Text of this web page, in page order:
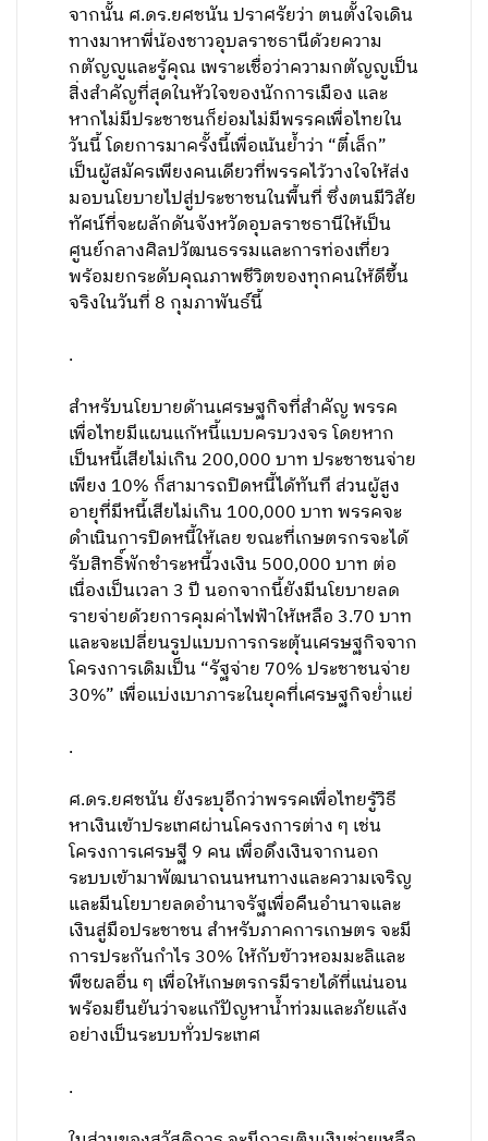
จากนั้น ศ.ดร.ยศชนัน ปราศรัยว่า ตนตั้งใจเดิน
ทางมาหาพี่น้องชาวอุบลราชธานีด้วยความ
กตัญญูและรู้คุณ เพราะเชื่อว่าความกตัญญูเป็น
สิ่งสำคัญที่สุดในหัวใจของนักการเมือง และ
หากไม่มีประชาชนก็ย่อมไม่มีพรรคเพื่อไทยใน
วันนี้ โดยการมาครั้งนี้เพื่อเน้นย้ำว่า “ตี๋เล็ก”
เป็นผู้สมัครเพียงคนเดียวที่พรรคไว้วางใจให้ส่ง
มอบนโยบายไปสู่ประชาชนในพื้นที่ ซึ่งตนมีวิสัย
ทัศน์ที่จะผลักดันจังหวัดอุบลราชธานีให้เป็น
ศูนย์กลางศิลปวัฒนธรรมและการท่องเที่ยว
พร้อมยกระดับคุณภาพชีวิตของทุกคนให้ดีขึ้น
จริงในวันที่ 8 กุมภาพันธ์นี้
.
สำหรับนโยบายด้านเศรษฐกิจที่สำคัญ พรรค
เพื่อไทยมีแผนแก้หนี้แบบครบวงจร โดยหาก
เป็นหนี้เสียไม่เกิน 200,000 บาท ประชาชนจ่าย
เพียง 10% ก็สามารถปิดหนี้ได้ทันที ส่วนผู้สูง
อายุที่มีหนี้เสียไม่เกิน 100,000 บาท พรรคจะ
ดำเนินการปิดหนี้ให้เลย ขณะที่เกษตรกรจะได้
รับสิทธิ์พักชำระหนี้วงเงิน 500,000 บาท ต่อ
เนื่องเป็นเวลา 3 ปี นอกจากนี้ยังมีนโยบายลด
รายจ่ายด้วยการคุมค่าไฟฟ้าให้เหลือ 3.70 บาท
และจะเปลี่ยนรูปแบบการกระตุ้นเศรษฐกิจจาก
โครงการเดิมเป็น “รัฐจ่าย 70% ประชาชนจ่าย
30%” เพื่อแบ่งเบาภาระในยุคที่เศรษฐกิจย่ำแย่
.
ศ.ดร.ยศชนัน ยังระบุอีกว่าพรรคเพื่อไทยรู้วิธี
หาเงินเข้าประเทศผ่านโครงการต่าง ๆ เช่น
โครงการเศรษฐี 9 คน เพื่อดึงเงินจากนอก
ระบบเข้ามาพัฒนาถนนหนทางและความเจริญ
และมีนโยบายลดอำนาจรัฐเพื่อคืนอำนาจและ
เงินสู่มือประชาชน สำหรับภาคการเกษตร จะมี
การประกันกำไร 30% ให้กับข้าวหอมมะลิและ
พืชผลอื่น ๆ เพื่อให้เกษตรกรมีรายได้ที่แน่นอน
พร้อมยืนยันว่าจะแก้ปัญหาน้ำท่วมและภัยแล้ง
อย่างเป็นระบบทั่วประเทศ
.